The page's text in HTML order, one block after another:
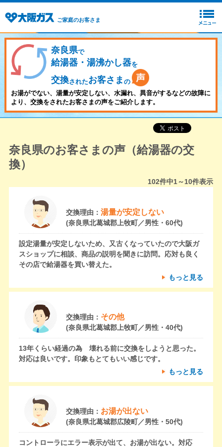
ご家庭のお客さま
奈良県で
給湯器・湯沸かし器を
交換されたお客さま の
お湯がでない、湯量が安定しない、水漏れ、異音がするなどの故障に
より、交換をされたお客さまの声をご紹介します。
奈良県のお客さまの声（給湯器の交
換）
102件中1～10件表示
交換理由： 湯量が安定しない
(奈良県北葛城郡上牧町／男性・60代)
設定湯量が安定しないため、又古くなっていたので大阪ガ
スショップに相談、商品の説明を聞きに訪問。応対も良く
その店で給湯器を買い替えた。
もっと見る
交換理由： その他
(奈良県北葛城郡上牧町／男性・40代)
13年くらい経過の為 壊れる前に交換をしようと思った。
対応は良いです。印象もとてもいい感じです。
もっと見る
交換理由： お湯が出ない
(奈良県北葛城郡広陵町／男性・50代)
コントローラにエラー表示が出て、お湯が出ない。対応